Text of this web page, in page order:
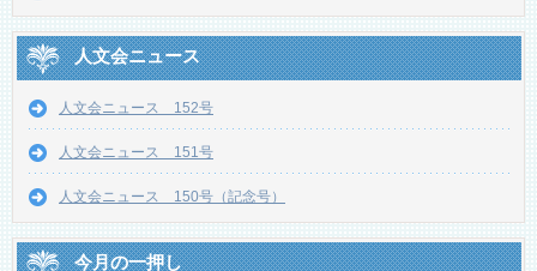
人文会ニュース
人文会ニュース 152号
人文会ニュース 151号
人文会ニュース 150号（記念号）
今月の一押し